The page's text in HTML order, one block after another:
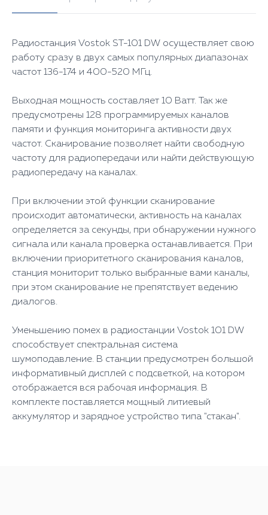
Радиостанция Vostok ST-101 DW осуществляет свою
работу сразу в двух самых популярных диапазонах
частот 136-174 и 400-520 МГц.
Выходная мощность составляет 10 Ватт. Так же
предусмотрены 128 программируемых каналов
памяти и функция мониторинга активности двух
частот. Сканирование позволяет найти свободную
частоту для радиопередачи или найти действующую
радиопередачу на каналах.
При включении этой функции сканирование
происходит автоматически, активность на каналах
определяется за секунды, при обнаружении нужного
сигнала или канала проверка останавливается. При
включении приоритетного сканирования каналов,
станция мониторит только выбранные вами каналы,
при этом сканирование не препятствует ведению
диалогов.
Уменьшению помех в радиостанции Vostok 101 DW
способствует спектральная система
шумоподавление. В станции предусмотрен большой
информативный дисплей с подсветкой, на котором
отображается вся рабочая информация. В
комплекте поставляется мощный литиевый
аккумулятор и зарядное устройство типа "стакан".